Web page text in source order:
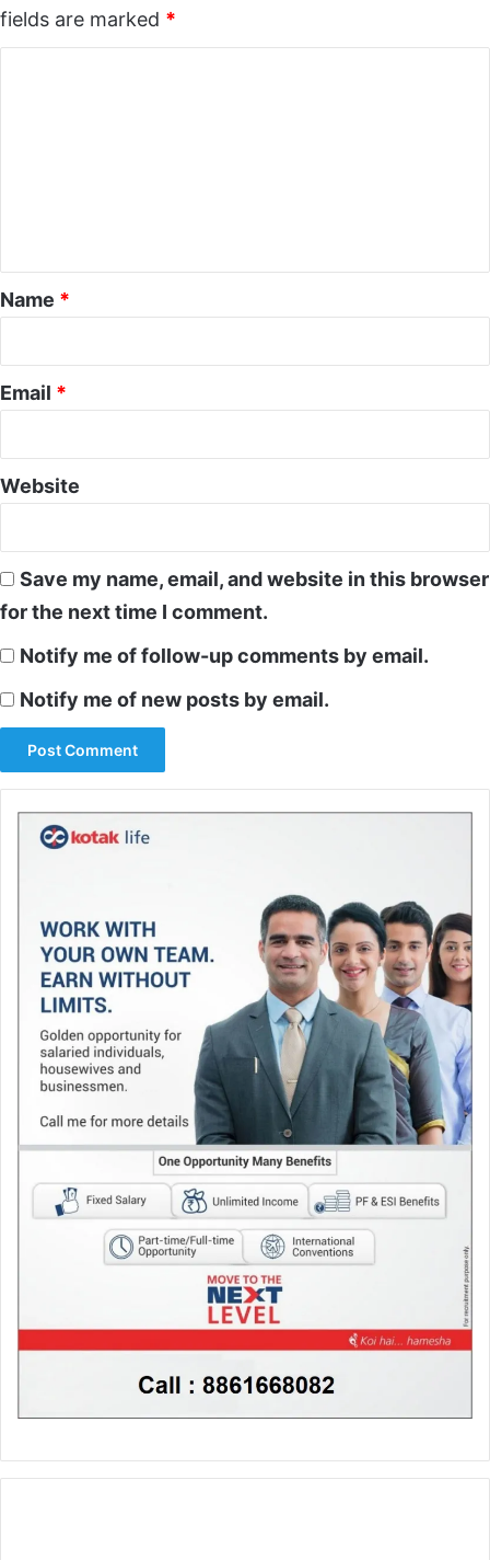
fields are marked *
*
Name *
Email *
Website
Save my name, email, and website in this browser
for the next time I comment.
Notify me of follow-up comments by email.
Notify me of new posts by email.